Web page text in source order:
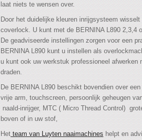
laat niets te wensen over.
Door het duidelijke kleuren inrijgsysteem
coverlock. U kunt met de BERNINA L890 2,3,4
De geadviseerde instellingen zorgen voor een
BERNINA L890 kunt u instellen als
u kunt ook uw werkstuk professioneel afwerken
draden.
De BERNINA L890 beschikt bovendien over
vrije arm, touchscreen, persoonlijk geheugen
naald-inrijger, MTC ( Micro Thread Control)
boven of in uw stof,
Het team van Luyten naaimachines helpt en